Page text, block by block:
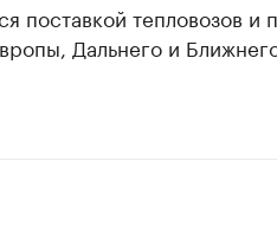
поставкой тепловозов и
Дальнего и